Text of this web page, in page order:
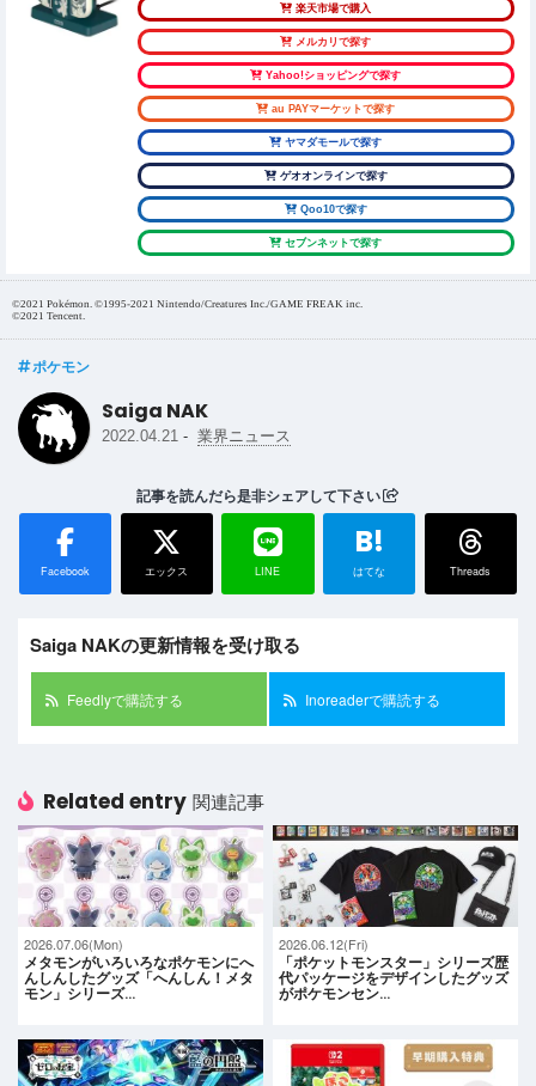
楽天市場で購入
メルカリで探す
Yahoo!ショッピングで探す
au PAYマーケットで探す
ヤマダモールで探す
ゲオオンラインで探す
Qoo10で探す
セブンネットで探す
©2021 Pokémon. ©1995-2021 Nintendo/Creatures Inc./GAME FREAK inc.
©2021 Tencent.
ポケモン
Saiga NAK
2022.04.21 - 業界ニュース
記事を読んだら是非シェアして下さい
Facebook エックス LINE
B!
はてな Threads
Saiga NAKの更新情報を受け取る
Feedlyで購読する Inoreaderで購読する
Related entry 関連記事
2026.07.06(Mon)
メタモンがいろいろなポケモンにへ
んしんしたグッズ「へんしん！メタ
モン」シリーズ…
2026.06.12(Fri)
「ポケットモンスター」シリーズ歴
代パッケージをデザインしたグッズ
がポケモンセン…